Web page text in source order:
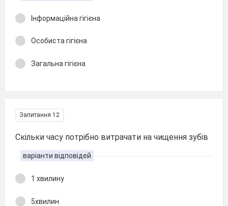
Інформаційна гігієна
Особиста гігієна
Загальна гігієна
Запитання 12
Скільки часу потрібно витрачати на чищення зубів
варіанти відповідей
1 хвилину
5хвилин